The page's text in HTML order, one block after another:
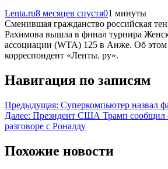
Lenta.ru8 месяцев спустя01 минуты
Сменившая гражданство российская
Рахимова вышла в финал турнира
ассоциации (WTA) 125 в Анже. Об этом
корреспондент «Ленты. ру».
Навигация по записям
Предыдущая: Суперкомпьютер назвал
Далее: Президент США Трамп сообщил
разговоре с Роналду
Похожие новости